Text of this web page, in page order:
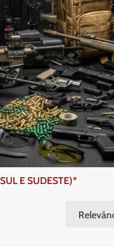
E SUDESTE)*